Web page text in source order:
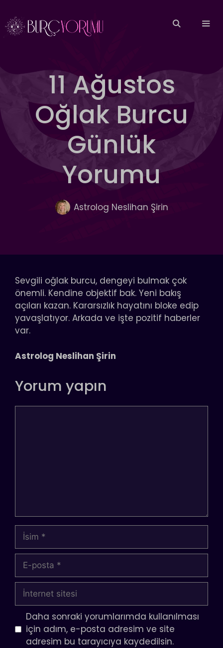
atla
11 Ağustos
Oğlak Burcu
Günlük
Yorumu
Astrolog Neslihan Şirin
Sevgili oğlak burcu, dengeyi bulmak çok
önemli. Kendine objektif bak. Yeni bakış
açıları kazan. Kararsızlık hayatını bloke edip
yavaşlatıyor. Arkada ve işte pozitif haberler
var.
Astrolog Neslihan Şirin
Yorum yapın
İsim
posta
İnternet
sitesi
Daha sonraki yorumlarımda kullanılması
için adım, e-posta adresim ve site
adresim bu tarayıcıya kaydedilsin.